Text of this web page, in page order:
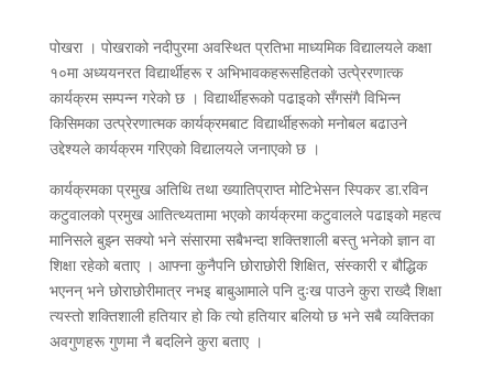
पोखरा । पोखराको नदीपुरमा अवस्थित प्रतिभा माध्यमिक विद्यालयले कक्षा
१०मा अध्ययनरत विद्यार्थीहरू र अभिभावकहरूसहितको उत्पे्ररणात्क
कार्यक्रम सम्पन्न गरेको छ । विद्यार्थीहरूको पढाइको सँगसंगै विभिन्न
किसिमका उत्प्रेरणात्मक कार्यक्रमबाट विद्यार्थीहरूको मनोबल बढाउने
उद्देश्यले कार्यक्रम गरिएको विद्यालयले जनाएको छ ।
कार्यक्रमका प्रमुख अतिथि तथा ख्यातिप्राप्त मोटिभेसन स्पिकर डा.रविन
कटुवालको प्रमुख आतित्थ्यतामा भएको कार्यक्रमा कटुवालले पढाइको महत्व
मानिसले बुझ्न सक्यो भने संसारमा सबैभन्दा शक्तिशाली बस्तु भनेको ज्ञान वा
शिक्षा रहेको बताए । आफ्ना कुनैपनि छोराछोरी शिक्षित, संस्कारी र बौद्धिक
भएनन् भने छोराछोरीमात्र नभइ बाबुआमाले पनि दुःख पाउने कुरा राख्दै शिक्षा
त्यस्तो शक्तिशाली हतियार हो कि त्यो हतियार बलियो छ भने सबै व्यक्तिका
अवगुणहरू गुणमा नै बदलिने कुरा बताए ।